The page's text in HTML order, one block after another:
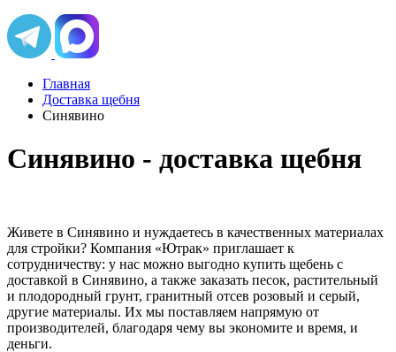
Главная
Доставка щебня
Синявино
Синявино - доставка щебня
Живете в Синявино и нуждаетесь в качественных материалах
для стройки? Компания «Ютрак» приглашает к
сотрудничеству: у нас можно выгодно купить щебень с
доставкой в Синявино, а также заказать песок, растительный
и плодородный грунт, гранитный отсев розовый и серый,
другие материалы. Их мы поставляем напрямую от
производителей, благодаря чему вы экономите и время, и
деньги.